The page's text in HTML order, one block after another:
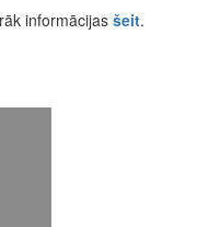
informācijas šeit.